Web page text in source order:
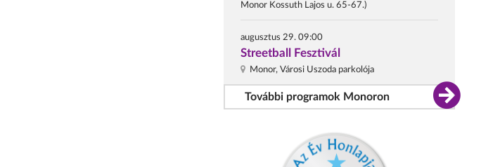
Monor Kossuth Lajos u. 65-67.)
augusztus 29. 09:00
Streetball Fesztivál
Monor, Városi Uszoda parkolója
További programok Monoron